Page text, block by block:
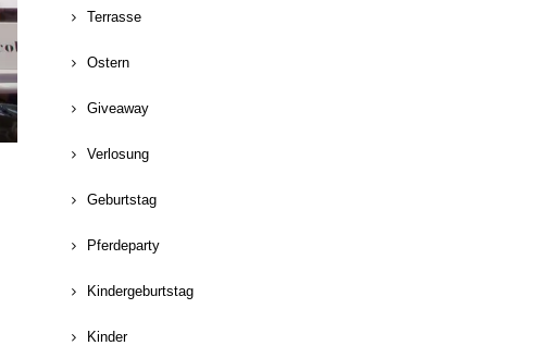
Terrasse
Ostern
Giveaway
Verlosung
Geburtstag
Pferdeparty
Kindergeburtstag
Kinder